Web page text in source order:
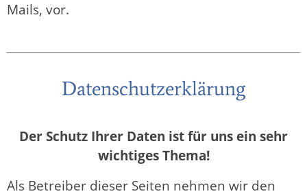
Mails, vor.
Datenschutzerklärung
Der Schutz Ihrer Daten ist für uns ein sehr
wichtiges Thema!
Als Betreiber dieser Seiten nehmen wir den